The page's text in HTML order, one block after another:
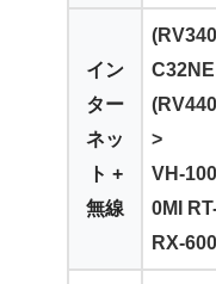
イン
ター
ネッ
ト +
無線
C32NE
>
VH-
0MI
RX-